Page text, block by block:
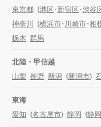
東京都 (港区・新宿区・渋谷
神奈川
(横浜市・ 川崎市・相
栃木 群馬
北陸・甲信越
山梨 長野 新潟 (新潟市)
東海
愛知 (名古屋市) 静岡 (静